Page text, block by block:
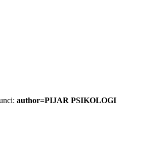
author=PIJAR PSIKOLOGI